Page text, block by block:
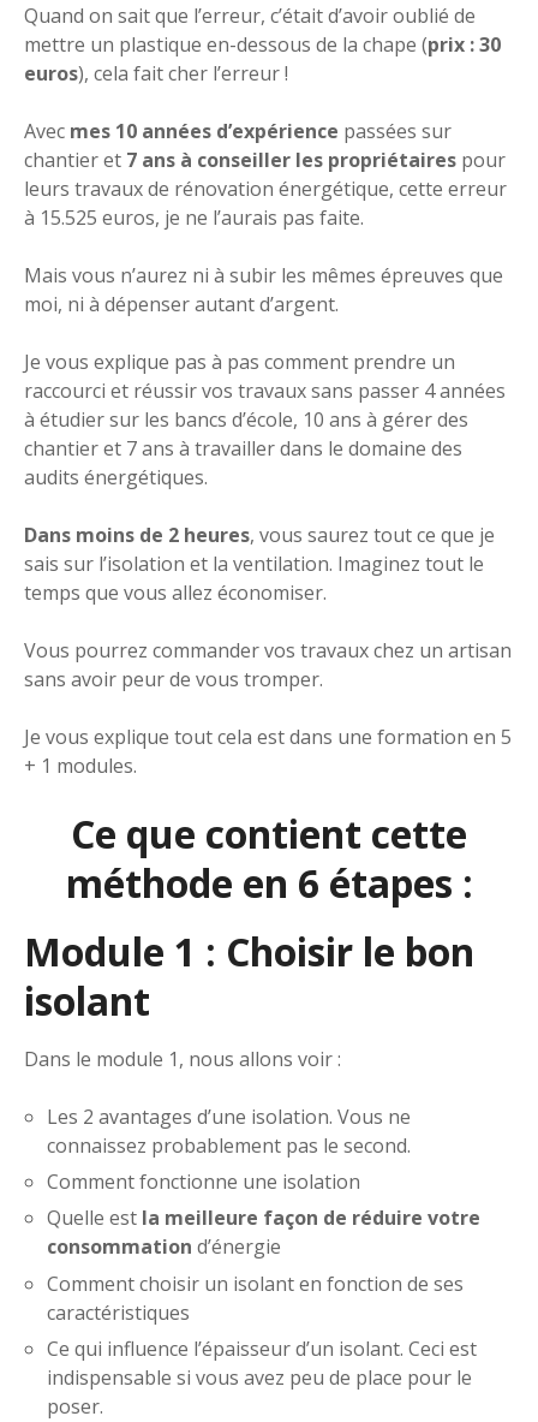
Quand on sait que l’erreur, c’était d’avoir oublié de
mettre un plastique en-dessous de la chape (prix : 30
euros), cela fait cher l’erreur !
Avec mes 10 années d’expérience passées sur
chantier et 7 ans à conseiller les propriétaires pour
leurs travaux de rénovation énergétique, cette erreur
à 15.525 euros, je ne l’aurais pas faite.
Mais vous n’aurez ni à subir les mêmes épreuves que
moi, ni à dépenser autant d’argent.
Je vous explique pas à pas comment prendre un
raccourci et réussir vos travaux sans passer 4 années
à étudier sur les bancs d’école, 10 ans à gérer des
chantier et 7 ans à travailler dans le domaine des
audits énergétiques.
Dans moins de 2 heures, vous saurez tout ce que je
sais sur l’isolation et la ventilation. Imaginez tout le
temps que vous allez économiser.
Vous pourrez commander vos travaux chez un artisan
sans avoir peur de vous tromper.
Je vous explique tout cela est dans une formation en 5
+ 1 modules.
Ce que contient cette
méthode en 6 étapes :
Module 1 : Choisir le bon
isolant
Dans le module 1, nous allons voir :
Les 2 avantages d’une isolation. Vous ne
connaissez probablement pas le second.
Comment fonctionne une isolation
Quelle est la meilleure façon de réduire votre
consommation d’énergie
Comment choisir un isolant en fonction de ses
caractéristiques
Ce qui influence l’épaisseur d’un isolant. Ceci est
indispensable si vous avez peu de place pour le
poser.